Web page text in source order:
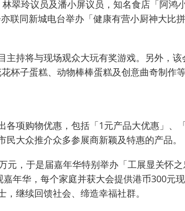
翠玲议员及潘小屏议员，知名食店「阿鸿
联同新城电台举办「健康有营小厨神大比
持将与现场观众大玩有奖游戏。 另外，
杯子蛋糕、动物棒棒蛋糕及创意曲奇制作
项购物优惠，包括「1元产品大优惠」、
大众推介众多参展商新颖及特惠的产品。
元，于是届嘉年华特别举办「工展显关怀
年华，每个家庭并获大会提供港币300元
继续回馈社会、缔造幸福社群。